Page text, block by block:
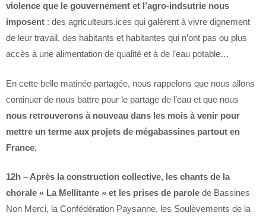
violence que le gouvernement et l’agro-indsutrie nous
imposent : des agriculteurs.ices qui galèrent à vivre dignement
de leur travail, des habitants et habitantes qui n’ont pas ou plus
accès à une alimentation de qualité et à de l’eau potable…
En cette belle matinée partagée, nous rappelons que nous allons
continuer de nous battre pour le partage de l’eau et que nous
nous retrouverons à nouveau dans les mois à venir pour
mettre un terme aux projets de mégabassines partout en
France.
12h – Après la construction collective, les chants de la
chorale « La Mellitante » et les prises de parole de Bassines
Non Merci, la Confédération Paysanne, les Soulèvements de la